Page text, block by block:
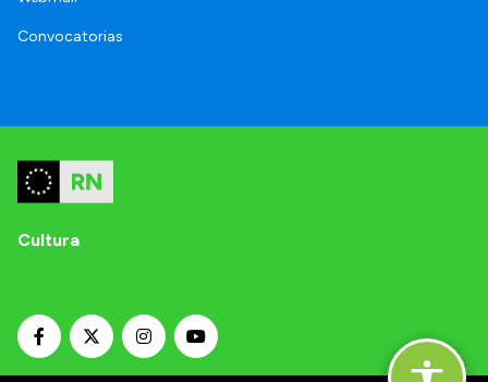
Convocatorias
Cultura